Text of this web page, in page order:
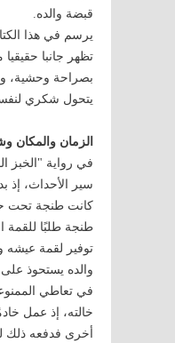
قبضة والده.
تظهر جانبا
بصراحة وحشية،
يتحول شكري
الزمان والمكان
في رواية "الخبز
سير الأحداث، إذ
طنجة طلبًا للقمة
توفير لقمة عيشه
والده يستحوذ
في تعاطي
خالته، إذ عمل
أخرى فدفعه ذلك